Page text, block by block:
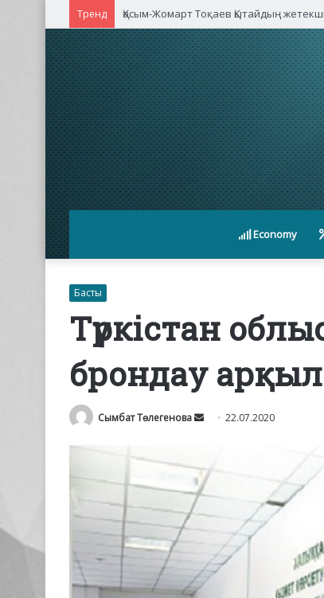
Тренд Қасым-Жомарт Тоқаев Қытайдың
Economy
Басты
Түркістан
брондау
Сымбат Төлегенова
Send 22.07.2020